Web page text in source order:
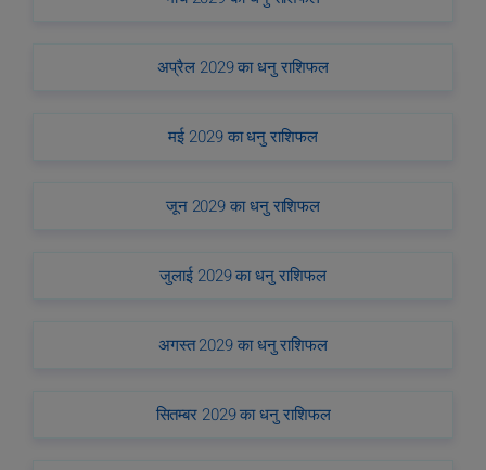
अप्रैल 2029 का धनु राशिफल
मई 2029 का धनु राशिफल
जून 2029 का धनु राशिफल
जुलाई 2029 का धनु राशिफल
अगस्त 2029 का धनु राशिफल
सितम्बर 2029 का धनु राशिफल